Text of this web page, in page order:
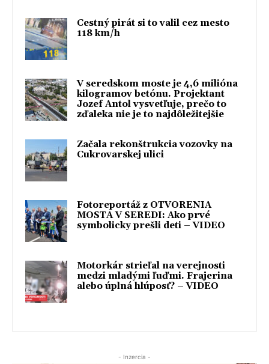
Cestný pirát si to valil cez mesto
118 km/h
V seredskom moste je 4,6 milióna
kilogramov betónu. Projektant
Jozef Antol vysvetľuje, prečo to
zďaleka nie je to najdôležitejšie
Začala rekonštrukcia vozovky na
Cukrovarskej ulici
Fotoreportáž z OTVORENIA
MOSTA V SEREDI: Ako prvé
symbolicky prešli deti – VIDEO
Motorkár strieľal na verejnosti
medzi mladými ľuďmi. Frajerina
alebo úplná hlúposť? – VIDEO
- Inzercia -